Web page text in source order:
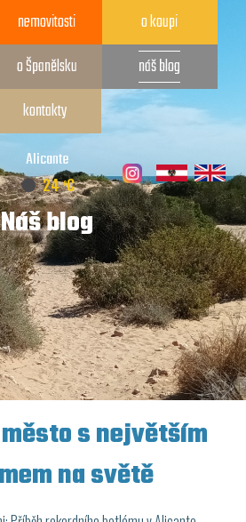
Alicante
24oC
Náš blog
nemovitosti
o koupi
o Španělsku
náš blog
kontakty
s největším
na světě